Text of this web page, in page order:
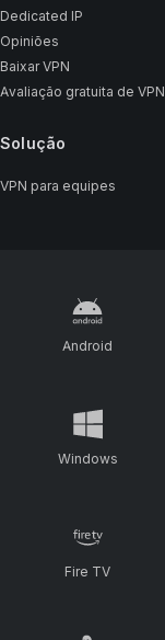
Dedicated IP
Opiniões
Baixar VPN
Avaliação gratuita de VPN
Solução
VPN para equipes
Android
Windows
Fire TV